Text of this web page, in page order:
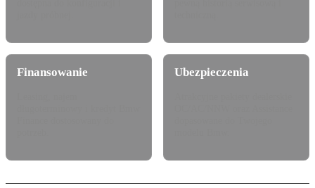
Finansowanie Ubezpieczenia